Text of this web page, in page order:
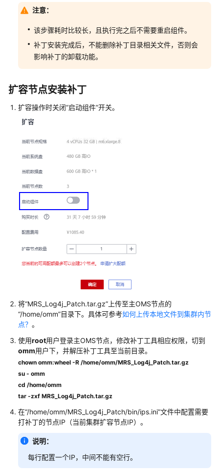
公
内
核
限
提
升
43284）
公
版
本
持
变
公
集
群
版
本
公
告
品
注意：
该步骤耗时比较长，且执行完之后不需要重启组件。
补丁安装完成后，不能删除补丁目录相关文件，否则会
影响补丁的卸载功能。
扩容节点安装补丁
扩容操作时关闭“启动组件”开关。
将“MRS_Log4j_Patch.tar.gz”上传至主OMS节点的
“/home/omm”目录下。具体可参考如何上传本地文件到集群内节
点？ 。
使用root用户登录主OMS节点，修改补丁工具相应权限，切到
omm用户下，并解压补丁工具至当前目录。
chown omm:wheel -R /home/omm/MRS_Log4j_Patch.tar.gz
su - omm
cd /home/omm
tar -zxf MRS_Log4j_Patch.tar.gz
在“/home/omm/MRS_Log4j_Patch/bin/ips.ini”文件中配置需要
打补丁的节点IP（当前集群扩容节点IP）。
说明：
每行配置一个IP，中间不能有空行。